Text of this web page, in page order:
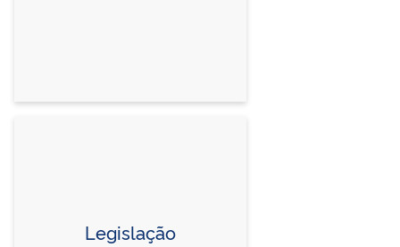
Legislação